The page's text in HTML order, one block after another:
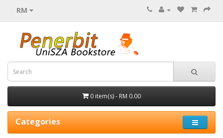
RM
0 item(s) - RM 0.00
Categories